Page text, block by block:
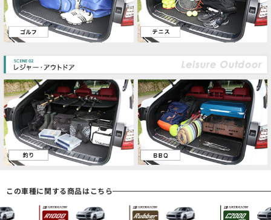
この車種に関する商品はこちら